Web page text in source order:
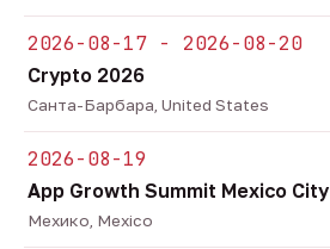
2026-08-17 - 2026-08-20
Crypto 2026
Санта-Барбара, United States
2026-08-19
App Growth Summit Mexico City
Мехико, Mexico